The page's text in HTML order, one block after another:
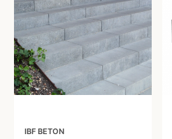
IBF BETON